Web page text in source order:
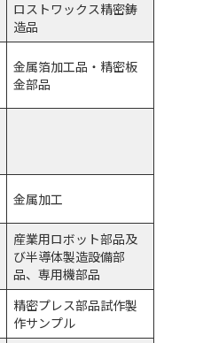
ロストワックス精密鋳
造品
金属箔加工品・精密板
金部品
金属加工
産業用ロボット部品及
び半導体製造設備部
品、専用機部品
精密プレス部品試作製
作サンプル